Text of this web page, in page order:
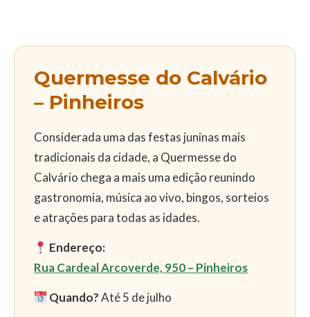
Quermesse do Calvário
– Pinheiros
Considerada uma das festas juninas mais
tradicionais da cidade, a Quermesse do
Calvário chega a mais uma edição reunindo
gastronomia, música ao vivo, bingos, sorteios
e atrações para todas as idades.
Endereço:
Rua Cardeal Arcoverde, 950 – Pinheiros
Quando?Até 5 de julho